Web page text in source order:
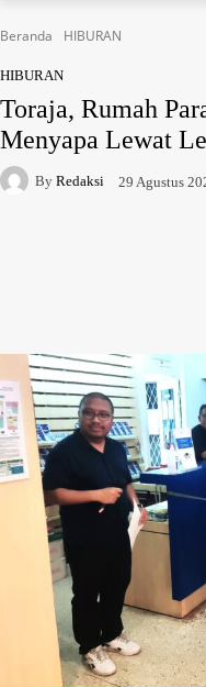
Beranda HIBURAN
HIBURAN
Toraja, Rumah
Menyapa Lewat
By Redaksi 29 Agustus